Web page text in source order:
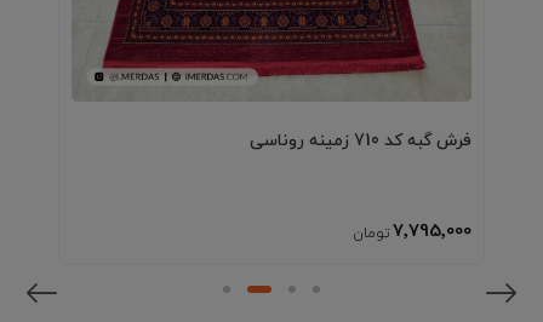
فرش گبه کد 710 زمینه روناسی
7٬795٬000